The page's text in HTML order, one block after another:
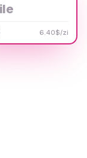
6.40$/zi